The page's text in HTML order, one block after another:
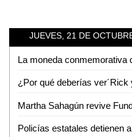
JUEVES, 21 DE